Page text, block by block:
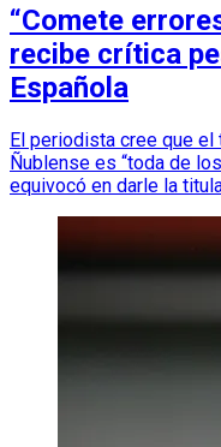
“Comete
recibe crítica
Española
El periodista cree que
Ñublense es “toda de
equivocó en darle la